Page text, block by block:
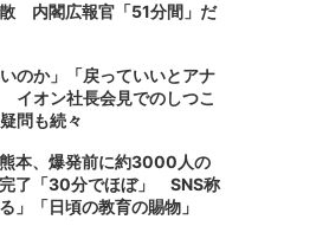
内閣広報官「51分間」だ
いのか」「戻っていいとアナ
イオン社長会見でのしつこ
問も続々
本、爆発前に約3000人の
了「30分でほぼ」 SNS称
」「日頃の教育の賜物」